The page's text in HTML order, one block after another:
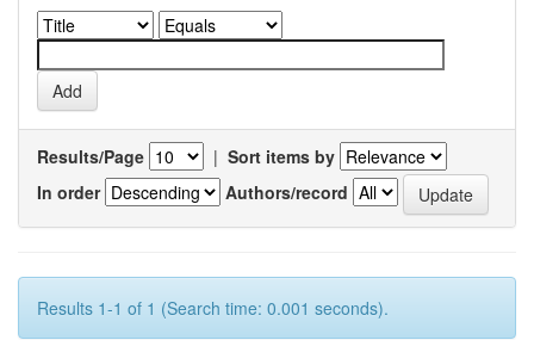
Results/Page | Sort items by
In order
Authors/record
Results 1-1 of 1 (Search time: 0.001 seconds).